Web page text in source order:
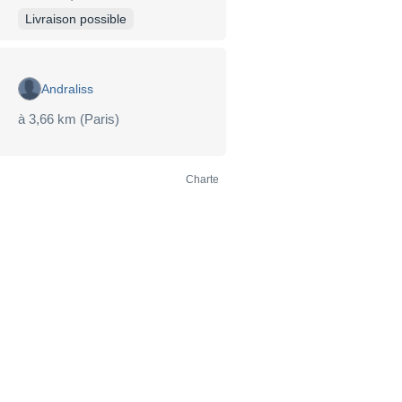
Livraison possible
Andraliss
à 3,66 km (Paris)
Charte